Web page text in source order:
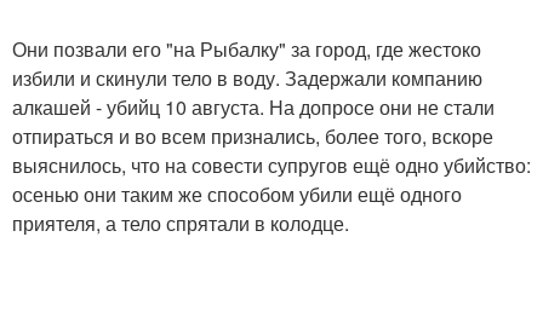
Они позвали его "на Рыбалку" за город, где жестоко
избили и скинули тело в воду. Задержали компанию
алкашей - убийц 10 августа. На допросе они не стали
отпираться и во всем признались, более того, вскоре
выяснилось, что на совести супругов ещё одно убийство:
осенью они таким же способом убили ещё одного
приятеля, а тело спрятали в колодце.